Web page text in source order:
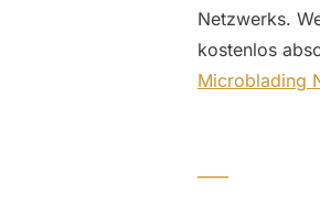
Netzwerks.
kostenlos
Microblading